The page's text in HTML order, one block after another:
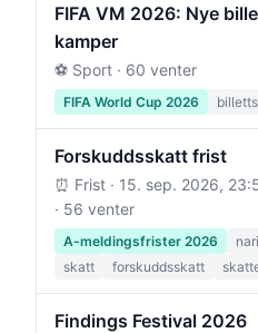
FIFA VM 2026: Nye
kamper
⚽ Sport · 60 venter
FIFA World Cup 2026
Forskuddsskatt frist
⏰ Frist · 15. sep. 2026,
· 56 venter
A-meldingsfrister 2026
skatt
forskuddsskatt
Findings Festival 2026